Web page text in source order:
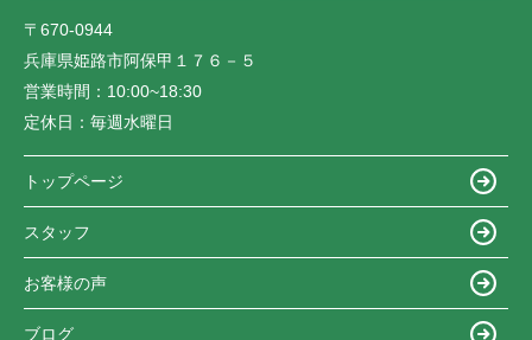
〒670-0944
兵庫県姫路市阿保甲１７６－５
営業時間： 10:00~18:30
定休日： 毎週水曜日
トップページ
スタッフ
お客様の声
ブログ